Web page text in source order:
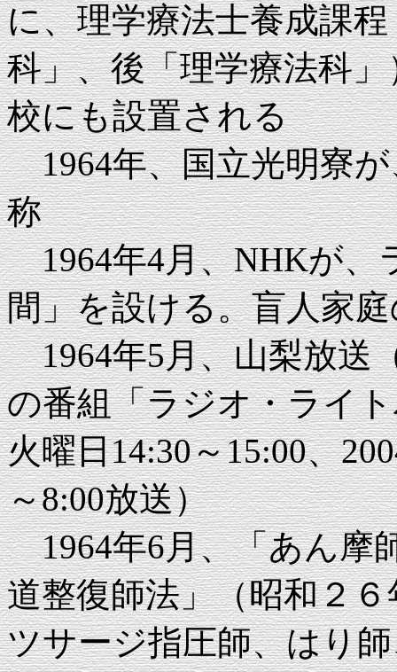
に、理学療法士養成課
科」、後「理学療法科
校にも設置される
1964年、国立光明寮が
称
1964年4月、NHKが、
間」を設ける。盲人家
1964年5月、山梨放送
の番組「ラジオ・ライ
火曜日14:30～15:00、
～8:00放送）
1964年6月、「あん摩
道整復師法」（昭和２
ツサージ指圧師、はり